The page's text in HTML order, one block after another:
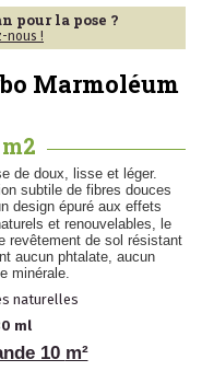
pour la pose ?
nous !
Marmoléum
de doux, lisse et léger.
subtile de fibres douces
design épuré aux effets
et renouvelables, le
revêtement de sol résistant
aucun phtalate, aucun
minérale.
naturelles
ml
10 m²